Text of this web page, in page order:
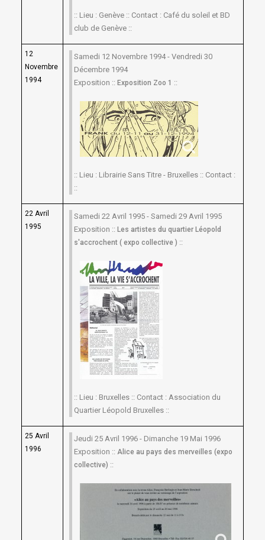
:: Lieu : Genève :: Contact : Café du soleil et BD
club de Genève ::
12
Novembre
1994
Samedi 12 Novembre 1994 - Vendredi 30
Décembre 1994
Exposition :: Exposition Zoo 1 ::
:: Lieu : Librairie Sans Titre - Bruxelles :: Contact :
::
22 Avril
1995
Samedi 22 Avril 1995 - Samedi 29 Avril 1995
Exposition :: Les artistes du quartier Léopold
s'accrochent ( expo collective ) ::
:: Lieu : Bruxelles :: Contact : Association du
Quartier Léopold Bruxelles ::
25 Avril
1996
Jeudi 25 Avril 1996 - Dimanche 19 Mai 1996
Exposition :: Alice au pays des merveilles (expo
collective) ::